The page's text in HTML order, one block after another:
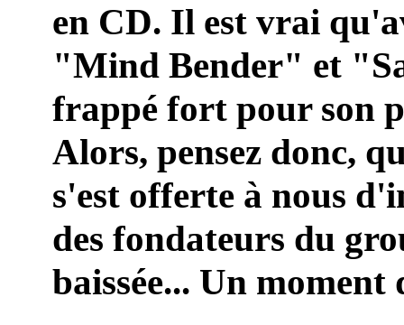
en CD. Il est vrai
"Mind Bender" et
frappé fort pour son
Alors, pensez donc,
s'est offerte à nous
des fondateurs du
baissée... Un